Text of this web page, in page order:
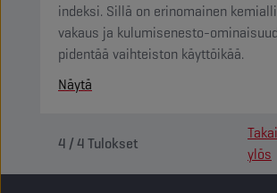
indeksi. Sillä on erinomainen
vakaus ja kulumisenesto-
pidentää vaihteiston käyttöikää.
Näytä
4 /4Tulokset
ylös